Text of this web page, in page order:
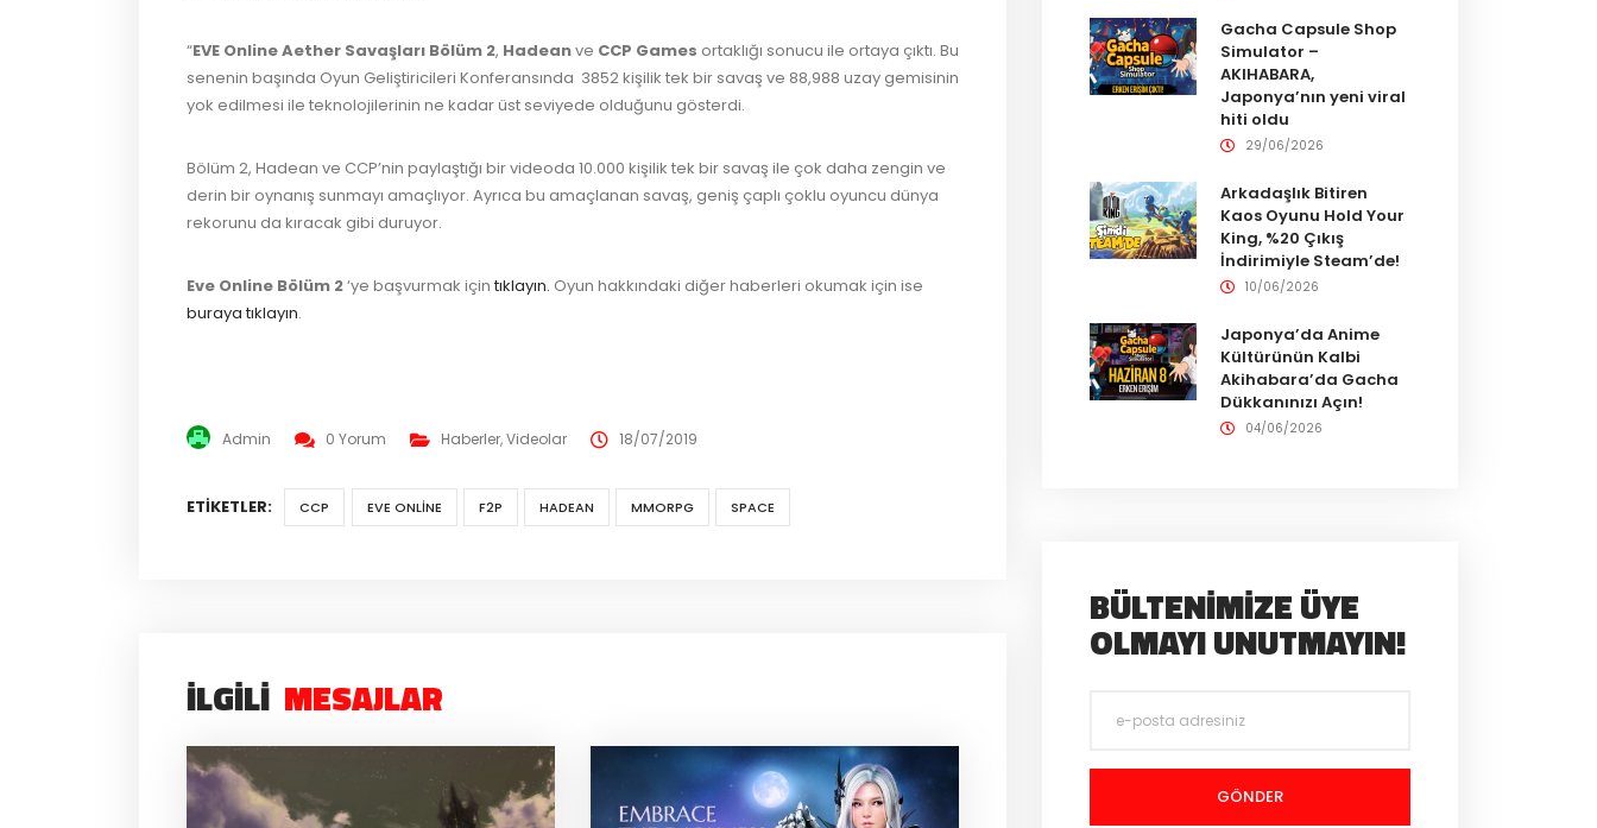
“EVE Online Aether Savaşları Bölüm 2, Hadeanve CCP Games ortaklığı sonucu ile ortaya çıktı. Bu
senenin başında Oyun Geliştiricileri Konferansında 3852 kişilik tek bir savaş ve 88,988 uzay gemisinin
yok edilmesi ile teknolojilerinin ne kadar üst seviyede olduğunu gösterdi.
Bölüm 2, Hadean ve CCP’nin paylaştığı bir videoda 10.000 kişilik tek bir savaş ile çok daha zengin ve
derin bir oynanış sunmayı amaçlıyor. Ayrıca bu amaçlanan savaş, geniş çaplı çoklu oyuncu dünya
rekorunu da kıracak gibi duruyor.
Eve Online Bölüm 2‘ye başvurmak içintıklayın. Oyun hakkındaki diğer haberleri okumak için ise
buraya tıklayın.
Admin 0 Yorum Haberler,Videolar 18/07/2019
ETIKETLER: CCP EVE ONLINE F2P HADEAN MMORPG SPACE
İLGILI MESAJLAR
Gacha Capsule Shop
Simulator –
AKIHABARA,
Japonya’nın yeni viral
hiti oldu
29/06/2026
Arkadaşlık Bitiren
Kaos Oyunu Hold Your
King, %20 Çıkış
İndirimiyle Steam’de!
10/06/2026
Japonya’da Anime
Kültürünün Kalbi
Akihabara’da Gacha
Dükkanınızı Açın!
04/06/2026
BÜLTENIMIZE ÜYE
OLMAYI UNUTMAYIN!